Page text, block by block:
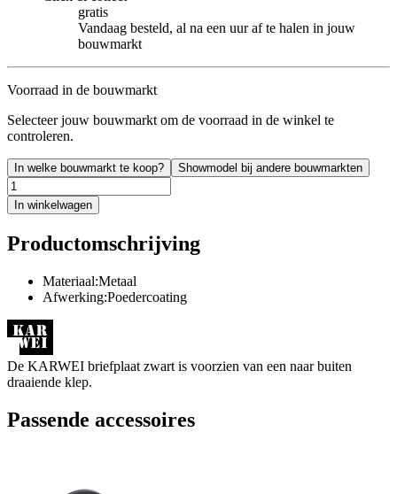
gratis
Vandaag besteld, al na een uur af te halen in jouw
bouwmarkt
Voorraad in de bouwmarkt
Selecteer jouw bouwmarkt om de voorraad in de winkel te
controleren.
In welke bouwmarkt te koop? Showmodel bij andere bouwmarkten
In winkelwagen
Productomschrijving
Materiaal:Metaal
Afwerking:Poedercoating
De KARWEI briefplaat zwart is voorzien van een naar buiten
draaiende klep.
Passende accessoires